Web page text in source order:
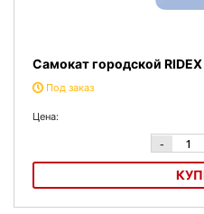
Самокат городской
Под заказ
Цена:
-